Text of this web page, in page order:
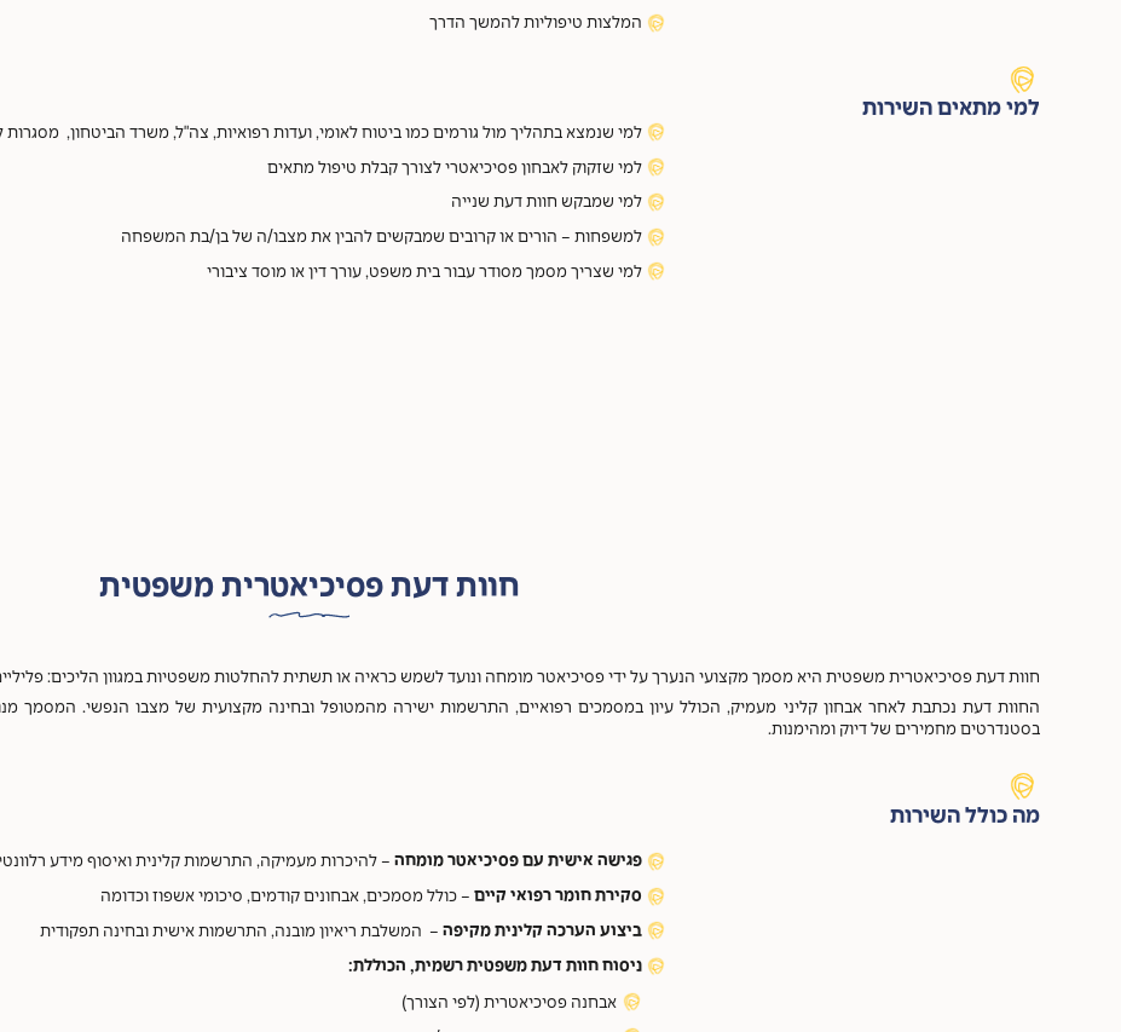
המלצות טיפוליות להמשך הדרך
למי מתאים השירות
למי שנמצא בתהליך מול גורמים כמו ביטוח לאומי, ועדות רפואיות, צה"ל, משרד הביטחון, מסגרות
למי שזקוק לאבחון פסיכיאטרי לצורך קבלת טיפול מתאים
למי שמבקש חוות דעת שנייה
למשפחות – הורים או קרובים שמבקשים להבין את מצבו/ה של בן/בת המשפחה
למי שצריך מסמך מסודר עבור בית משפט, עורך דין או מוסד ציבורי
חוות דעת פסיכיאטרית משפטית
חוות דעת פסיכיאטרית משפטית היא מסמך מקצועי הנערך על ידי פסיכיאטר מומחה ונועד לשמש כראיה או תשתית להחלטות משפטיות במגוון הליכים:
החוות דעת נכתבת לאחר אבחון קליני מעמיק, הכולל עיון במסמכים רפואיים, התרשמות ישירה מהמטופל ובחינה מקצועית של מצבו הנפשי. המסמך
בסטנדרטים מחמירים של דיוק ומהימנות.
מה כולל השירות
פגישה אישית עם פסיכיאטר מומחה – להיכרות מעמיקה, התרשמות קלינית ואיסוף מידע
סקירת חומר רפואי קיים – כולל מסמכים, אבחונים קודמים, סיכומי אשפוז וכדומה
ביצוע הערכה קלינית מקיפה – המשלבת ריאיון מובנה, התרשמות אישית ובחינה תפקודית
ניסוח חוות דעת משפטית רשמית, הכוללת:
אבחנה פסיכיאטרית (לפי הצורך)